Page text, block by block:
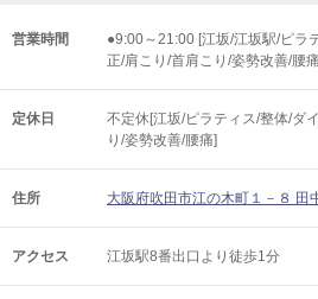
営業時間
●9:00～21:00 [江坂/江坂駅/ピラ
正/肩こり/首肩こり/姿勢改善/腰
定休日
不定休[江坂/ピラティス/整体/ダ
り/姿勢改善/腰痛]
住所 大阪府吹田市江の木町１－８ 田
アクセス 江坂駅8番出口より徒歩1分